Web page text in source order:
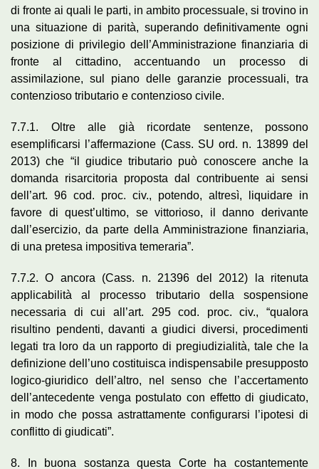
di fronte ai quali le parti, in ambito processuale, si trovino in
una situazione di parità, superando definitivamente ogni
posizione di privilegio dell’Amministrazione finanziaria di
fronte al cittadino, accentuando un processo di
assimilazione, sul piano delle garanzie processuali, tra
contenzioso tributario e contenzioso civile.
7.7.1. Oltre alle già ricordate sentenze, possono
esemplificarsi l’affermazione (Cass. SU ord. n. 13899 del
2013) che “il giudice tributario può conoscere anche la
domanda risarcitoria proposta dal contribuente ai sensi
dell’art. 96 cod. proc. civ., potendo, altresì, liquidare in
favore di quest’ultimo, se vittorioso, il danno derivante
dall’esercizio, da parte della Amministrazione finanziaria,
di una pretesa impositiva temeraria”.
7.7.2. O ancora (Cass. n. 21396 del 2012) la ritenuta
applicabilità al processo tributario della sospensione
necessaria di cui all’art. 295 cod. proc. civ., “qualora
risultino pendenti, davanti a giudici diversi, procedimenti
legati tra loro da un rapporto di pregiudizialità, tale che la
definizione dell’uno costituisca indispensabile presupposto
logico-giuridico dell’altro, nel senso che l’accertamento
dell’antecedente venga postulato con effetto di giudicato,
in modo che possa astrattamente configurarsi l’ipotesi di
conflitto di giudicati”.
8. In buona sostanza questa Corte ha costantemente